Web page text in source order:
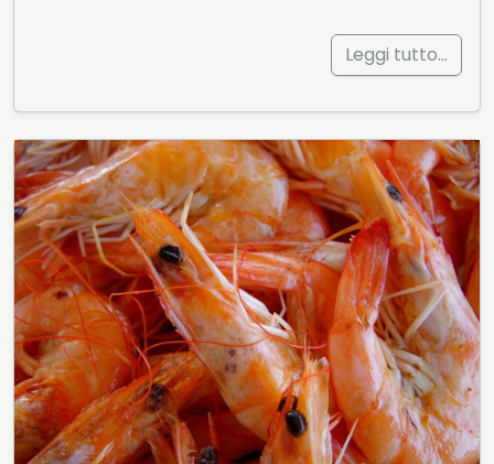
Leggi tutto…